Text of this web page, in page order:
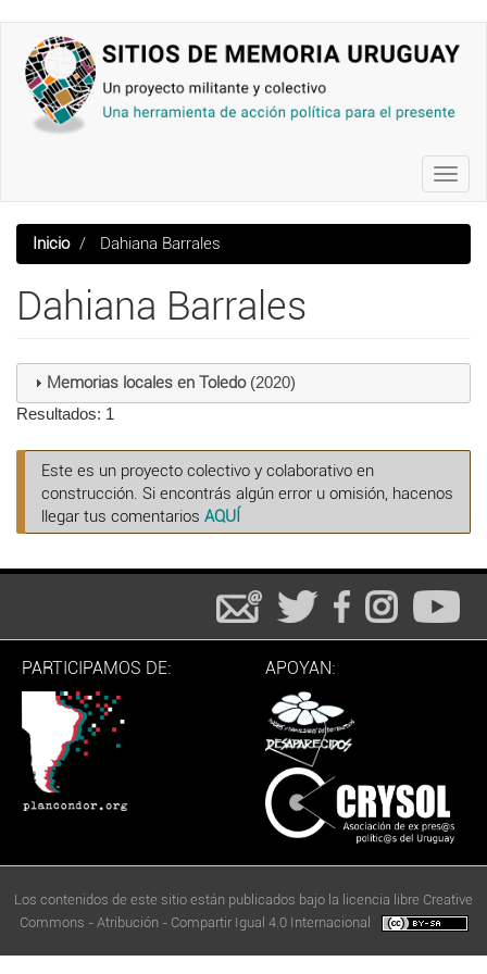
contenido
principal
Inicio Dahiana Barrales
Dahiana Barrales
Memorias locales en Toledo(2020)
Resultados: 1
Este es un proyecto colectivo y colaborativo en
construcción. Si encontrás algún error u omisión, hacenos
llegar tus comentarios AQUÍ
PARTICIPAMOS DE: APOYAN:
Los contenidos de este sitio están publicados bajo la licencia libre Creative
Commons - Atribución - Compartir Igual 4.0 Internacional